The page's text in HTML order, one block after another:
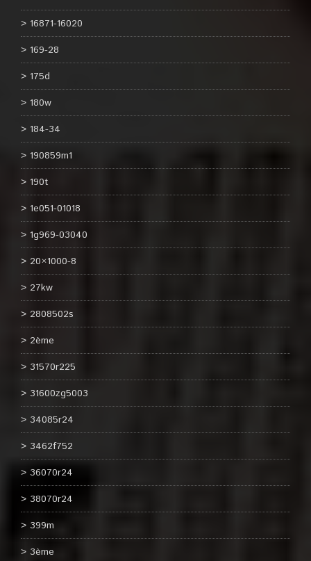
16871-16020
169-28
175d
180w
184-34
190859m1
190t
1e051-01018
1g969-03040
20×1000-8
27kw
2808502s
2ème
31570r225
31600zg5003
34085r24
3462f752
36070r24
38070r24
399m
3ème